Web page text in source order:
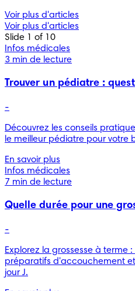
Voir plus d'articles
Voir plus d'articles
Slide 1 of 10
Infos médicales
3 min de lecture
Trouver un pédiatre :
-
Découvrez les conseils
le meilleur pédiatre pour votre
En savoir plus
Infos médicales
7 min de lecture
Quelle durée pour une
-
Explorez la grossesse à terme
préparatifs d'accouchement
jour J.